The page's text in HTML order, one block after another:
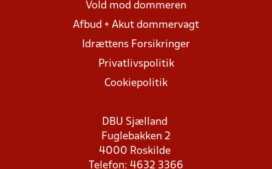
Vold mod dommeren
Afbud + Akut dommervagt
Idrættens Forsikringer
Privatlivspolitik
Cookiepolitik
DBU Sjælland
Fuglebakken 2
4000 Roskilde
Telefon: 4632 3366